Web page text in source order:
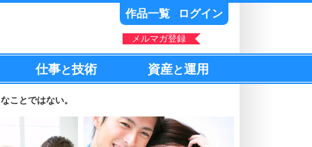
作品一覧 ログイン
メルマガ登録
仕事と技術 資産と運用
ことではない。